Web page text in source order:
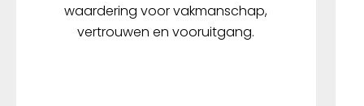
waardering voor vakmanschap,
vertrouwen en vooruitgang.